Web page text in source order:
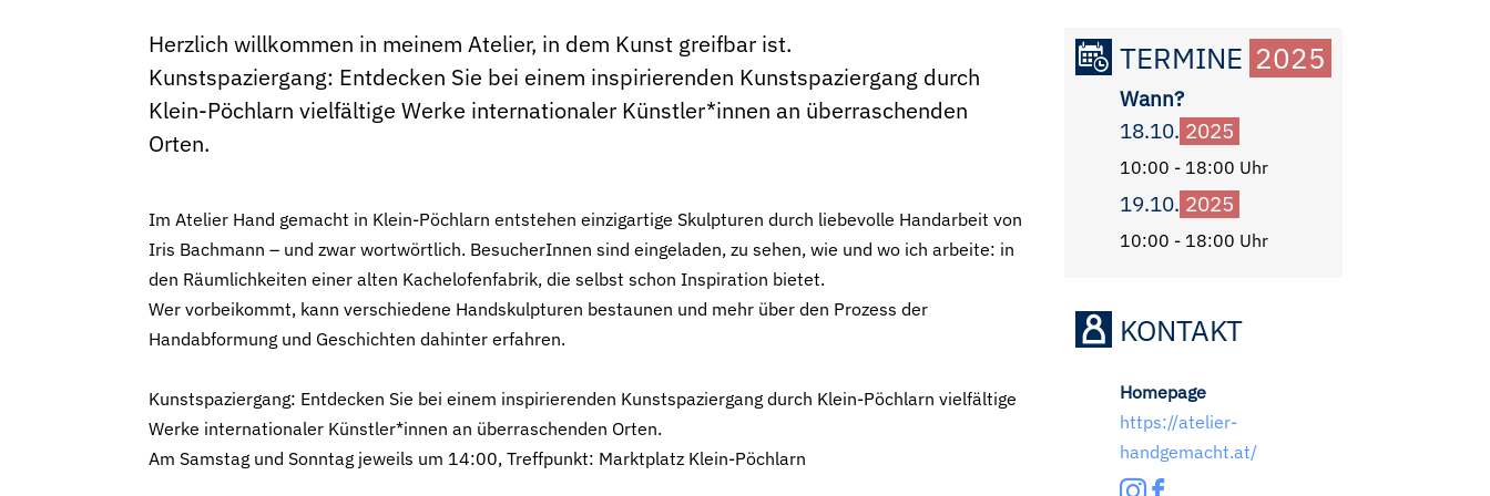
Herzlich willkommen in meinem Atelier, in dem Kunst greifbar ist.
Kunstspaziergang: Entdecken Sie bei einem inspirierenden Kunstspaziergang durch
Klein-Pöchlarn vielfältige Werke internationaler Künstler*innen an überraschenden
Orten.
Im Atelier Hand gemacht in Klein-Pöchlarn entstehen einzigartige Skulpturen durch liebevolle Handarbeit von
Iris Bachmann – und zwar wortwörtlich. BesucherInnen sind eingeladen, zu sehen, wie und wo ich arbeite: in
den Räumlichkeiten einer alten Kachelofenfabrik, die selbst schon Inspiration bietet.
Wer vorbeikommt, kann verschiedene Handskulpturen bestaunen und mehr über den Prozess der
Handabformung und Geschichten dahinter erfahren.
Kunstspaziergang: Entdecken Sie bei einem inspirierenden Kunstspaziergang durch Klein-Pöchlarn vielfältige
Werke internationaler Künstler*innen an überraschenden Orten.
Am Samstag und Sonntag jeweils um 14:00, Treffpunkt: Marktplatz Klein-Pöchlarn
TERMINE 2025
Wann?
18.10. 2025
10:00 - 18:00 Uhr
19.10. 2025
10:00 - 18:00 Uhr
KONTAKT
Homepage
https://atelier-
handgemacht.at/